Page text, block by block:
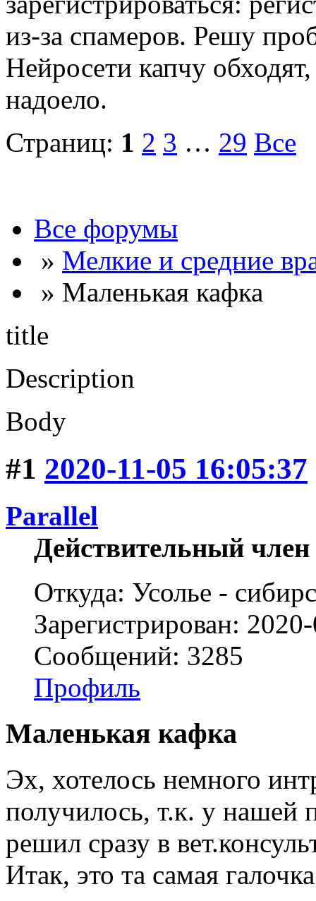
из-за спамеров. Решу
Нейросети капчу
надоело.
Страниц: 1 2 3 … 29 Все
Все форумы
» Мелкие и средние
» Маленькая кафка
title
Description
Body
#1 2020-11-05 16:05:37
Parallel
Действительный член
Откуда: Усолье -
Зарегистрирован:
Сообщений: 3285
Профиль
Маленькая кафка
Эх, хотелось немного
получилось, т.к. у нашей
решил сразу в
Итак, это та самая